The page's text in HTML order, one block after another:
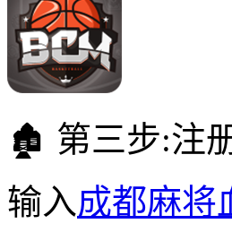
🏚 第三步:注
输入成都麻将